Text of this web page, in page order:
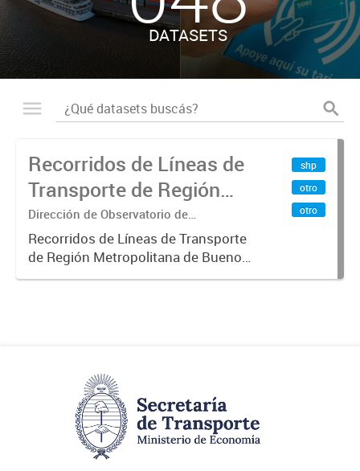
DATASETS
Recorridos de Líneas de
Transporte de Región
Metropolitana de
Buenos Aires (RMBA)
Dirección de Observatorio de
Transporte, Estudio y Sistemas
Recorridos de Líneas de Transporte
de Región Metropolitana de Buenos
Aires (RMBA).-
shp
otro
otro